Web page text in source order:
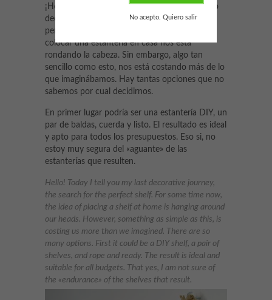
No acepto. Quiero salir
¡Hola! Hoy vengo a contaros mi último periplo
decorativo, la búsqueda de la estantería
perfecta. Desde hace algún tiempo, la idea de
colocar una estantería en casa nos está
rondando la cabeza. Sin embargo, algo tan
sencillo como esto, nos está costando más de lo
que imaginábamos. Hay tantas opciones que no
sabemos por cual decidirnos.
En primer lugar podría ser una estantería DIY, un
par de baldas, cuerda y listo. El resultado es ideal
y apto para todos los presupuestos. Eso si, no
estoy muy segura del «aguante» de las
estanterías que resulten.
Hello! Today I tell you my last decorative journey,
the search for the perfect shelf. For some time now,
the idea of ​​placing a shelf at home is hanging around
our heads. However, something as simple as this, is
costing us more than we imagined. There are so
many options. First it could be a DIY shelf, a pair of
shelves, and rope and ready. The result is ideal and
suitable for all budgets. That yes, I am not sure of
the «endurance» of the shelves that result.